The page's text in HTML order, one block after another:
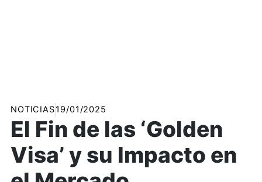
NOTICIAS19/01/2025
El Fin de las ‘Golden
Visa’ y su Impacto en